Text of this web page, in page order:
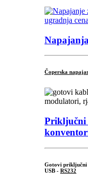
Čoperska
Priključni
Gotovi priključni
USB - RS232